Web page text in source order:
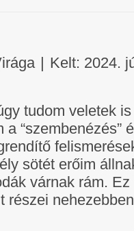
| Kelt: 2024.
tudom veletek
a “szembenézés”
sötét erőim
várnak rám.
részei